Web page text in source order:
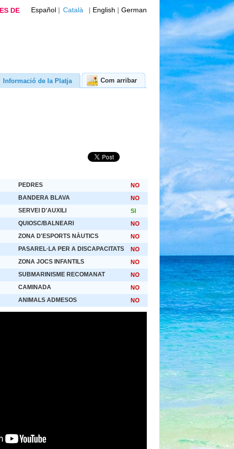
DE
Español Català English German
Informació de la Platja Com arribar
PEDRES
NO
BANDERA BLAVA
NO
SERVEI D'AUXILI
SI
QUIOSC/BALNEARI
NO
ZONA D'ESPORTS NÀUTICS
NO
PASAREL·LA PER A DISCAPACITATS
NO
ZONA JOCS INFANTILS
NO
SUBMARINISME RECOMANAT
NO
CAMINADA
NO
ANIMALS ADMESOS NO